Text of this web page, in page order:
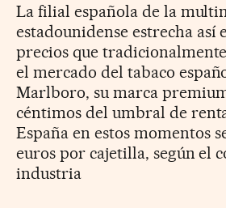
La filial española de la
estadounidense estrecha así
precios que
el mercado del tabaco
Marlboro, su marca
céntimos del umbral de
España en estos momentos
euros por cajetilla, según el
industria